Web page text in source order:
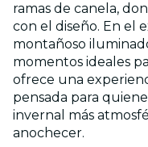
ramas de canela,
con el diseño. En el
montañoso
momentos ideales
ofrece una
pensada para
invernal más
anochecer.